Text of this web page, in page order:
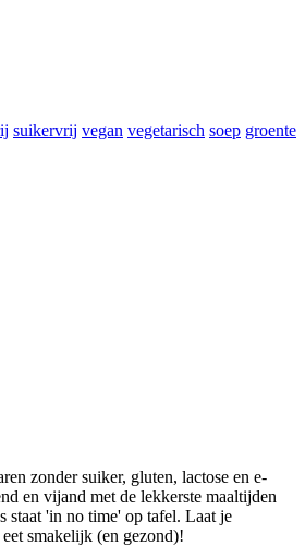
suikervrij vegan vegetarisch soep groente
zonder suiker, gluten, lactose en e-
en vijand met de lekkerste maaltijden
staat 'in no time' op tafel. Laat je
smakelijk (en gezond)!